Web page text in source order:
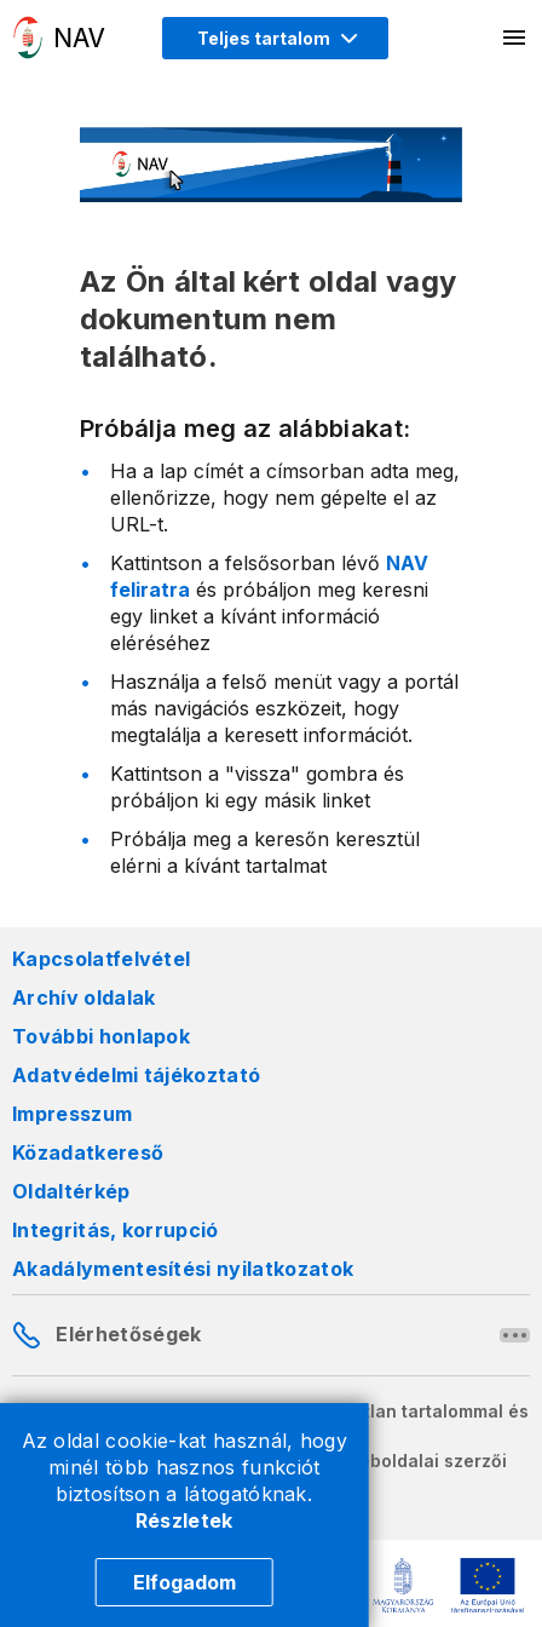
Az oldal cookie-kat használ, hogy
minél több hasznos funkciót
biztosítson a látogatóknak.
Részletek
Elfogadom
Teljes tartalom
Az Ön által kért oldal vagy
dokumentum nem
található.
Próbálja meg az alábbiakat:
Ha a lap címét a címsorban adta meg,
ellenőrizze, hogy nem gépelte el az
URL-t.
Kattintson a felsősorban lévő NAV
feliratra és próbáljon meg keresni
egy linket a kívánt információ
eléréséhez
Használja a felső menüt vagy a portál
más navigációs eszközeit, hogy
megtalálja a keresett információt.
Kattintson a "vissza" gombra és
próbáljon ki egy másik linket
Próbálja meg a keresőn keresztül
elérni a kívánt tartalmat
Kapcsolatfelvétel
Archív oldalak
További honlapok
Adatvédelmi tájékoztató
Impresszum
Közadatkereső
Oldaltérkép
Integritás, korrupció
Akadálymentesítési nyilatkozatok
Elérhetőségek
A honlapon szereplő információk változatlan tartalommal és
formában szabadon terjeszthetők.
2026 © A Nemzeti Adó- és Vámhivatal weboldalai szerzői
jogvédelem alatt állnak.